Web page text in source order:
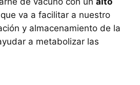
va a facilitar a nuestro
y almacenamiento de la
a metabolizar las